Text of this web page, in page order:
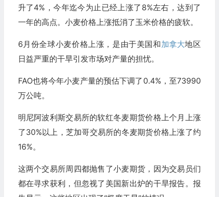
升了4%，今年迄今为止已经上涨了8%左右，达到了
一年的高点。小麦价格上涨抵消了玉米价格的疲软。
6月份全球小麦价格上涨，是由于美国和加拿大地区
日益严重的干旱引发市场对产量的担忧。
FAO也将今年小麦产量的预估下调了0.4%，至73990
万公吨。
明尼阿波利斯交易所的软红冬麦期货价格上个月上涨
了30%以上，芝加哥交易所的冬麦期货价格上涨了约
16%。
这两个交易所周四都抛售了小麦期货，因为交易员们
都在寻求获利，但忽视了美国新出炉的干旱报告。报